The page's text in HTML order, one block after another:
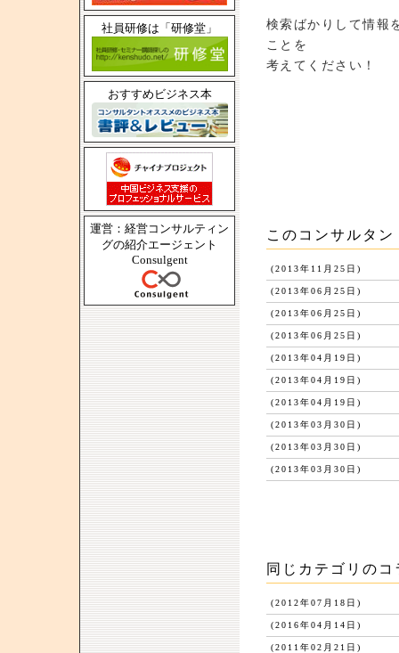
社員研修は「研修堂」
おすすめビジネス本
運営：経営コンサルティン
グの紹介エージェント
Consulgent
検索ばかりして情報
ことを
考えてください！
このコンサルタ
(2013年11月25日)
(2013年06月25日)
(2013年06月25日)
(2013年06月25日)
(2013年04月19日)
(2013年04月19日)
(2013年04月19日)
(2013年03月30日)
(2013年03月30日)
(2013年03月30日)
同じカテゴリのコ
(2012年07月18日)
(2016年04月14日)
(2011年02月21日)